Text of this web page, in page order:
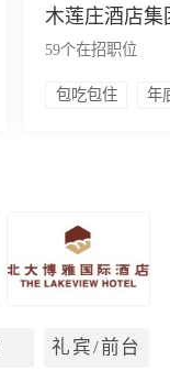
木莲庄酒店集
59个在招职位
包吃包住 年
礼宾/前台